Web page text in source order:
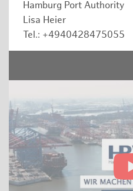
Hamburg Port Authority
Lisa Heier
Tel.: +4940428475055